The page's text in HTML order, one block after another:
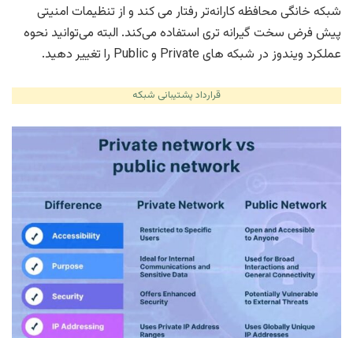
شبکه خانگی محافظه کارانه‌تر رفتار می کند و از تنظیمات امنیتی
پیش فرض سخت گیرانه تری استفاده می‌کند. البته می‌توانید نحوه
عملکرد ویندوز در شبکه های Private و Public را تغییر دهید.
قرارداد پشتیبانی شبکه